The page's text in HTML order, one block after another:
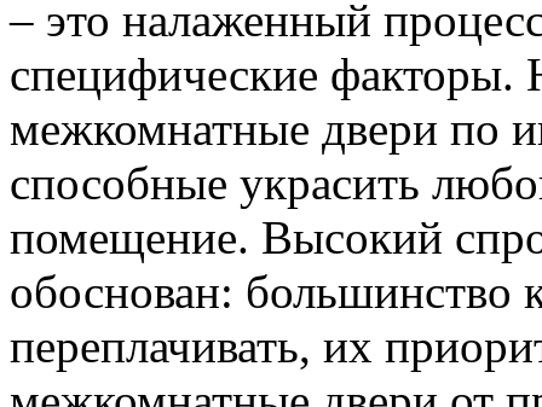
– это налаженный
специфические
межкомнатные двери по
способные украсить
помещение. Высокий
обоснован: большинство
переплачивать, их